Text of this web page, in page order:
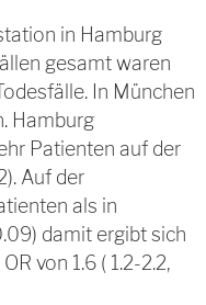
in Hamburg
gesamt waren
In München
Hamburg
Patienten auf der
Auf der
als in
damit ergibt sich
von 1.6 ( 1.2-2.2,